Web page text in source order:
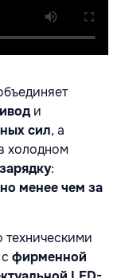
и
сил, а
холодном
:
менее чем за
техническими
фирменной